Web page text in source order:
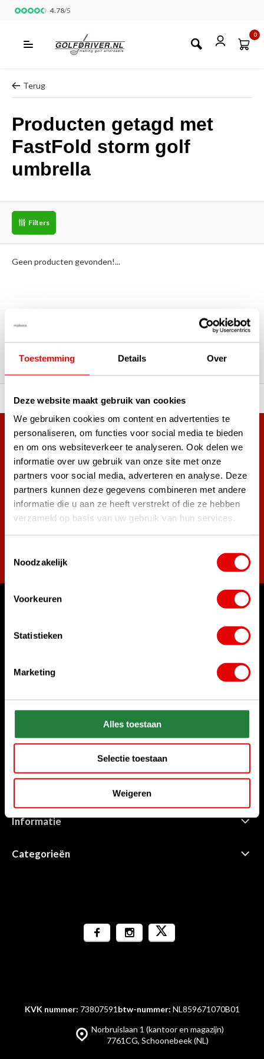
Toestemming Details Over
Deze website maakt gebruik van cookies
We gebruiken cookies om content en advertenties te
personaliseren, om functies voor social media te bieden
en om ons websiteverkeer te analyseren. Ook delen we
informatie over uw gebruik van onze site met onze
partners voor social media, adverteren en analyse. Deze
partners kunnen deze gegevens combineren met andere
informatie die u aan ze heeft verstrekt of die ze hebben
verzameld op basis van uw gebruik van hun services.
Noodzakelijk
Voorkeuren
Statistieken
Marketing
Alles toestaan
Selectie toestaan
Weigeren
4.78/5
0
Terug
Producten getagd met
FastFold storm golf
umbrella
Filters
Geen producten gevonden!...
180.000+ Klanten | 5.000+ Reviews | Trusted Shops, TrustPilot,
Google
Reviews: Onze klanten aan het
woord
A-merken! Vóór 15:00 besteld,
Meer dan 38.000 klanten hebben zich al
aangemeld.
Word ook lid van de nieuwsbrief en mis nooit meer de beste
golf aanbiedingen!
Start chat
Stuur ons een e-mail
sales@golfdriver.nl
Informatie
Categorieën
Norbruislaan 1 (kantoor en magazijn)
7761CG, Schoonebeek (NL)
KVK nummer: 73807591 btw-nummer: NL859671070B01